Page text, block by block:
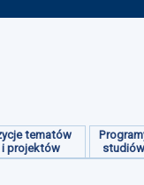
tematów
i projektów
studiów